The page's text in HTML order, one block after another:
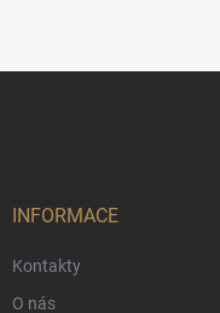
INFORMACE
Kontakty
O nás